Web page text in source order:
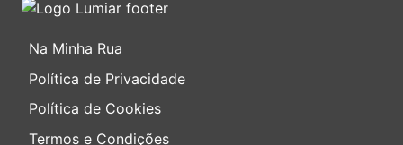
Na Minha Rua
Política de Privacidade
Política de Cookies
Termos e Condições